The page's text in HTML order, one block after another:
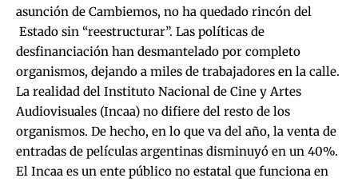
asunción de Cambiemos, no ha quedado rincón del
Estado sin “reestructurar”. Las políticas de
desfinanciación han desmantelado por completo
organismos, dejando a miles de trabajadores en la calle.
La realidad del Instituto Nacional de Cine y Artes
Audiovisuales (Incaa) no difiere del resto de los
organismos. De hecho, en lo que va del año, la venta de
entradas de películas argentinas disminuyó en un 40%.
El Incaa es un ente público no estatal que funciona en